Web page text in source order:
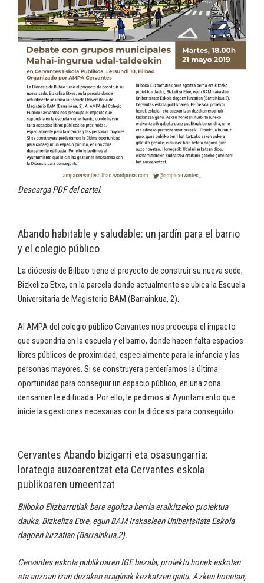
DescargaPDF del cartel.
Abando habitable y saludable: un jardín para el barrio
y el colegio público
La diócesis de Bilbao tiene el proyecto de construir su nueva sede,
Bizkeliza Etxe, en la parcela donde actualmente se ubica la Escuela
Universitaria de Magisterio BAM (Barrainkua, 2).
Al AMPA del colegio público Cervantes nos preocupa el impacto
que supondría en la escuela y el barrio, donde hacen falta espacios
libres públicos de proximidad, especialmente para la infancia y las
personas mayores. Si se construyera perderíamos la última
oportunidad para conseguir un espacio público, en una zona
densamente edificada. Por ello, le pedimos al Ayuntamiento que
inicie las gestiones necesarias con la diócesis para conseguirlo.
Cervantes Abando bizigarri eta osasungarria:
lorategia auzoarentzat eta Cervantes eskola
publikoaren umeentzat
Bilboko Elizbarrutiak bere egoitza berria eraikitzeko proiektua
dauka, Bizkeliza Etxe, egun BAM Irakasleen Unibertsitate Eskola
dagoen lurzatian (Barrainkua,2).
Cervantes eskola publikoaren IGE bezala, proiektu honek eskolan
eta auzoan izan dezaken eraginak kezkatzen gaitu. Azken honetan,